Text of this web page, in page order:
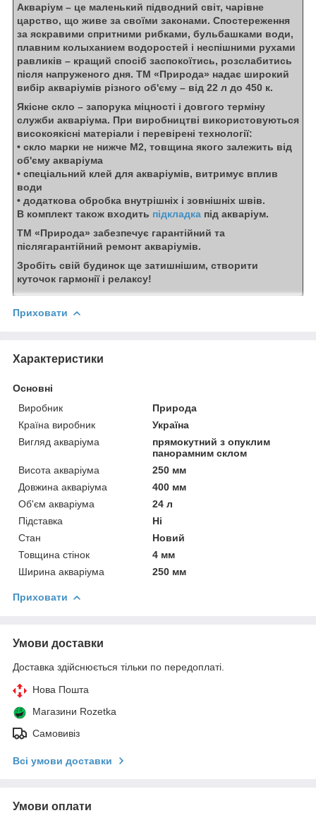
Акваріум – це маленький підводний світ, чарівне
царство, що живе за своїми законами. Спостереження
за яскравими спритними рибками, бульбашками води,
плавним колыханием водоростей і неспішними рухами
равликів – кращий спосіб заспокоїтись, розслабитись
після напруженого дня. ТМ «Природа» надає широкий
вибір акваріумів різного об'єму – від 22 л до 450 к.
Якісне скло – запорука міцності і довгого терміну
служби акваріума. При виробництві використовуються
високоякісні матеріали і перевірені технології:
• скло марки не нижче М2, товщина якого залежить від
об'єму акваріума
• спеціальний клей для акваріумів, витримує вплив
води
• додаткова обробка внутрішніх і зовнішніх швів.
В комплект також входить підкладка під акваріум.
ТМ «Природа» забезпечує гарантійний та
післягарантійний ремонт акваріумів.
Зробіть свій будинок ще затишнішим, створити
куточок гармонії і релаксу!
Приховати
Характеристики
Основні
Виробник
Природа
Країна виробник
Україна
Вигляд акваріума
прямокутний з опуклим
панорамним склом
Висота акваріума
250 мм
Довжина акваріума
400 мм
Об'єм акваріума
24 л
Підставка
Ні
Стан
Новий
Товщина стінок
4 мм
Ширина акваріума
250 мм
Приховати
Умови доставки
Доставка здійснюється тільки по передоплаті.
Нова Пошта
Магазини Rozetka
Самовивіз
Всі умови доставки
Умови оплати